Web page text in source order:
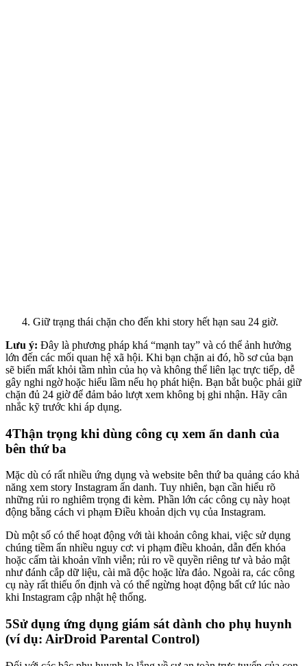
Giữ trạng thái chặn cho đến khi story hết hạn sau 24 giờ.
Lưu ý: Đây là phương pháp khá “mạnh tay” và có thể ảnh hưởng
lớn đến các mối quan hệ xã hội. Khi bạn chặn ai đó, hồ sơ của bạn
sẽ biến mất khỏi tầm nhìn của họ và không thể liên lạc trực tiếp, dễ
gây nghi ngờ hoặc hiểu lầm nếu họ phát hiện. Bạn bắt buộc phải giữ
chặn đủ 24 giờ để đảm bảo lượt xem không bị ghi nhận. Hãy cân
nhắc kỹ trước khi áp dụng.
4Thận trọng khi dùng công cụ xem ẩn danh của
bên thứ ba
Mặc dù có rất nhiều ứng dụng và website bên thứ ba quảng cáo khả
năng xem story Instagram ẩn danh. Tuy nhiên, bạn cần hiểu rõ
những rủi ro nghiêm trọng đi kèm. Phần lớn các công cụ này hoạt
động bằng cách vi phạm Điều khoản dịch vụ của Instagram.
Dù một số có thể hoạt động với tài khoản công khai, việc sử dụng
chúng tiềm ẩn nhiều nguy cơ: vi phạm điều khoản, dẫn đến khóa
hoặc cấm tài khoản vĩnh viễn; rủi ro về quyền riêng tư và bảo mật
như đánh cắp dữ liệu, cài mã độc hoặc lừa đảo. Ngoài ra, các công
cụ này rất thiếu ổn định và có thể ngừng hoạt động bất cứ lúc nào
khi Instagram cập nhật hệ thống.
5Sử dụng ứng dụng giám sát dành cho phụ huynh
(ví dụ: AirDroid Parental Control)